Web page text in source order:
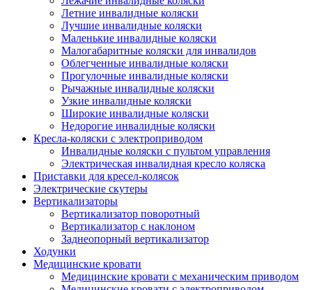
Летние инвалидные коляски
Лучшие инвалидные коляски
Маленькие инвалидные коляски
Малогабаритные коляски для инвалидов
Облегченные инвалидные коляски
Прогулочные инвалидные коляски
Рычажные инвалидные коляски
Узкие инвалидные коляски
Широкие инвалидные коляски
Недорогие инвалидные коляски
Кресла-коляски с электроприводом
Инвалидные коляски с пультом управления
Электрическая инвалидная кресло коляска
Приставки для кресел-колясок
Электрические скутеры
Вертикализаторы
Вертикализатор поворотный
Вертикализатор с наклоном
Заднеопорный вертикализатор
Ходунки
Медицинские кровати
Медицинские кровати с механическим приводом